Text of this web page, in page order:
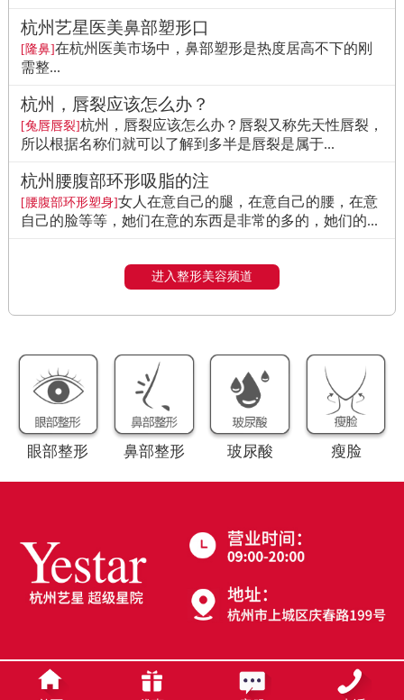
杭州艺星医美鼻部塑形口
[隆鼻]在杭州医美市场中，鼻部塑形是热度居高不下的刚
需整...
杭州，唇裂应该怎么办？
[兔唇唇裂]杭州，唇裂应该怎么办？唇裂又称先天性唇裂，
所以根据名称们就可以了解到多半是唇裂是属于...
杭州腰腹部环形吸脂的注
[腰腹部环形塑身]女人在意自己的腿，在意自己的腰，在意
自己的脸等等，她们在意的东西是非常的多的，她们的...
进入整形美容频道
眼部整形 鼻部整形 玻尿酸 瘦脸